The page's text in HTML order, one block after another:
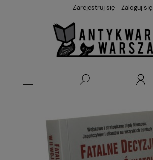
Zarejestruj się Zaloguj się